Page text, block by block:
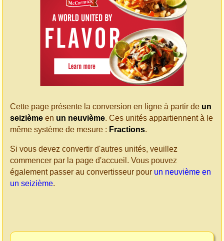
Cette page présente la conversion en ligne à partir de un
seizième en un neuvième. Ces unités appartiennent à le
même système de mesure : Fractions.
Si vous devez convertir d'autres unités, veuillez
commencer par la page d'accueil. Vous pouvez
également passer au convertisseur pour un neuvième en
un seizième.